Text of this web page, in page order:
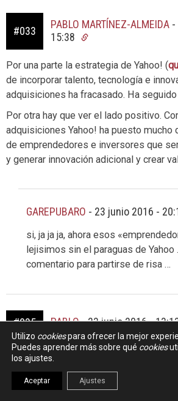
#033
PABLO MARTÍNEZ-ALMEIDA -
15:38
Por una parte la estrategia de Yahoo! (
de incorporar talento, tecnología e
adquisiciones ha fracasado. Ha
Por otra hay que ver el lado positivo.
adquisiciones Yahoo! ha puesto mucho
de emprendedores e inversores que
y generar innovación adicional y crear
GAREPUBARO - 23 junio 2016 -
si, ja ja ja, ahora esos
lejisimos sin el paraguas de Yahoo
comentario para partirse de risa …
#035 PABLO-23 junio 2016 -
Os acordáis de geocities.com, también
ahora qué es de el?
Utilizo cookiespara ofrecer la mejor
Puedes aprender más sobre qué cookies
los ajustes.
Aceptar Ajustes